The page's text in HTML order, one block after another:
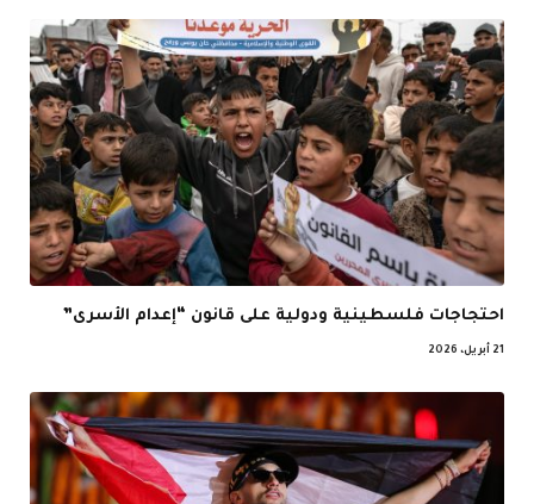
احتجاجات فلسطينية ودولية على قانون “إعدام الأسرى”
21 أبريل، 2026